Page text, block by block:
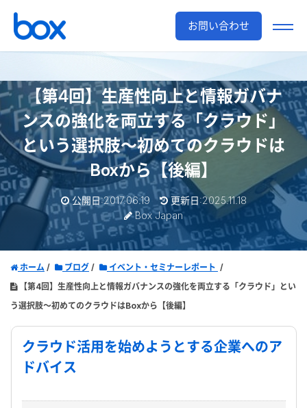
お問い合わせ
【第4回】生産性向上と情報ガバナ
ンスの強化を両立する「クラウド」
という選択肢～初めてのクラウドは
Boxから【後編】
公開日:2017.06.19
更新日:2025.11.18
Box Japan
ホーム ブログ
イベント・セミナーレポート
【第4回】生産性向上と情報ガバナンスの強化を両立する「クラウド」とい
う選択肢～初めてのクラウドはBoxから【後編】
クラウド活用を始めようとする企業へのア
ドバイス